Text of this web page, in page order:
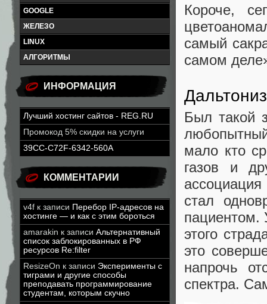
GOOGLE
ЖЕЛЕЗО
LINUX
АЛГОРИТМЫ
ИНФОРМАЦИЯ
Лучший хостинг сайтов - REG.RU
Промокод 5% скидки на услуги
39CC-C72F-6342-560A
КОММЕНТАРИИ
v4f к записи Перебор IP-адресов на
хостинге — и как с этим бороться
amarakin к записи Альтернативный
список заблокированных в РФ
ресурсов Re:filter
ResizeOn к записи Эксперименты с
тиграми и другие способы
преподавать программирование
студентам, которым скучно
Короче,
самый
самом
Был такой
мало кто
газов и
стал
пациентом.
этого
это
напрочь
спектра.